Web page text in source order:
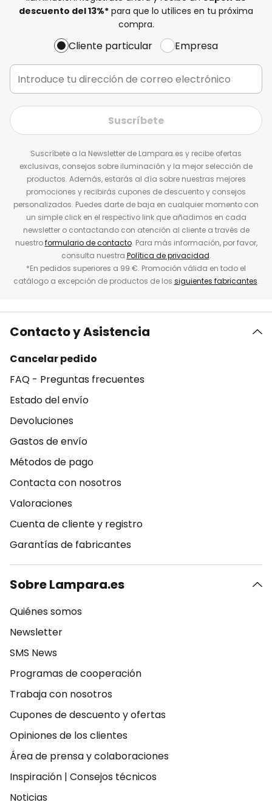
descuento del13%* para que lo utilices en tu próxima
compra.
Cliente particular Empresa
Suscríbete
Suscríbete a la Newsletter de Lampara.es y recibe ofertas
exclusivas, consejos sobre iluminación y la mejor selección de
productos. Además, estarás al día sobre nuestras mejores
promociones y recibirás cupones de descuento y consejos
personalizados. Puedes darte de baja en cualquier momento con
un simple click en el respectivo link que añadimos en cada
newsletter o contactando con atención al cliente a través de
nuestroformulario de contacto. Para más información, por favor,
consulta nuestra Política de privacidad.
*En pedidos superiores a 99 €. Promoción válida en todo el
catálogo a excepción de productos de los siguientes fabricantes.
Contacto y Asistencia
Cancelar pedido
FAQ - Preguntas frecuentes
Estado del envío
Devoluciones
Gastos de envío
Métodos de pago
Contacta con nosotros
Valoraciones
Cuenta de cliente y registro
Garantías de fabricantes
Sobre Lampara.es
Quiénes somos
Newsletter
SMS News
Programas de cooperación
Trabaja con nosotros
Cupones de descuento y ofertas
Opiniones de los clientes
Área de prensa y colaboraciones
Inspiración | Consejos técnicos
Noticias